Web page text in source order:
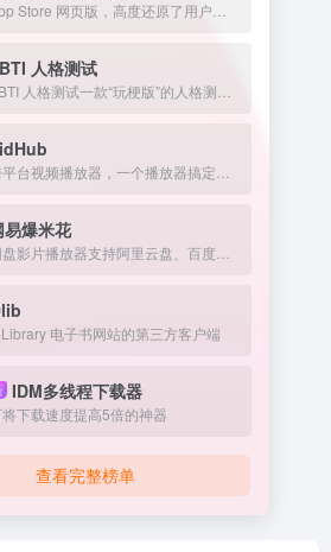
人格测试
易爆米花
电子书网站的第三方客户端
IDM多线程下载器
下载速度提高5倍的神器
查看完整榜单